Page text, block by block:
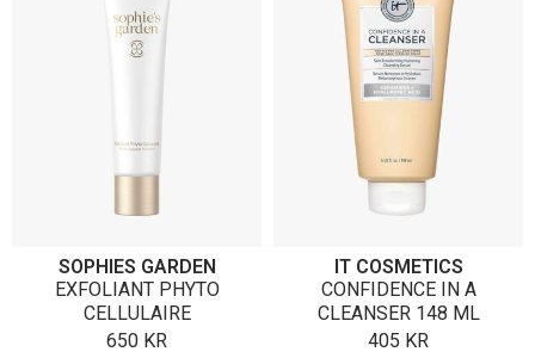
SOPHIES GARDEN
EXFOLIANT PHYTO
CELLULAIRE
650 KR
IT COSMETICS
CONFIDENCE IN A
CLEANSER 148 ML
405 KR